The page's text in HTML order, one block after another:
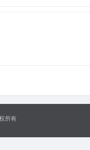
所有